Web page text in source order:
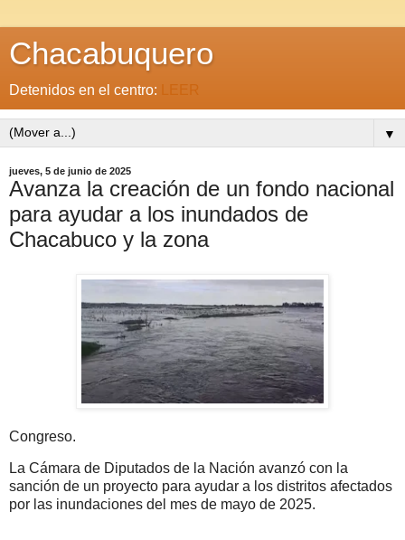
Chacabuquero
Detenidos en el centro: LEER
▼
jueves, 5 de junio de 2025
Avanza la creación de un fondo nacional
para ayudar a los inundados de
Chacabuco y la zona
Congreso.
La Cámara de Diputados de la Nación avanzó con la
sanción de un proyecto para ayudar a los distritos afectados
por las inundaciones del mes de mayo de 2025.